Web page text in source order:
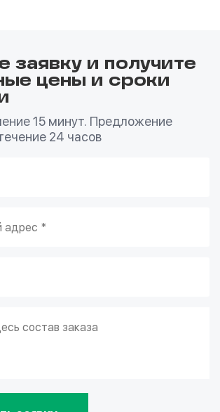
заявку и получите
цены и сроки
15 минут. Предложение
24 часов